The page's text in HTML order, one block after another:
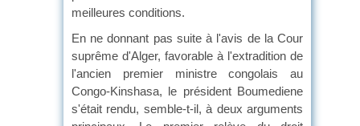
meilleures conditions.
En ne donnant pas suite à l'avis de la Cour
suprême d'Alger, favorable à l'extradition de
l'ancien premier ministre congolais au
Congo-Kinshasa, le président Boumediene
s'était rendu, semble-t-il, à deux arguments